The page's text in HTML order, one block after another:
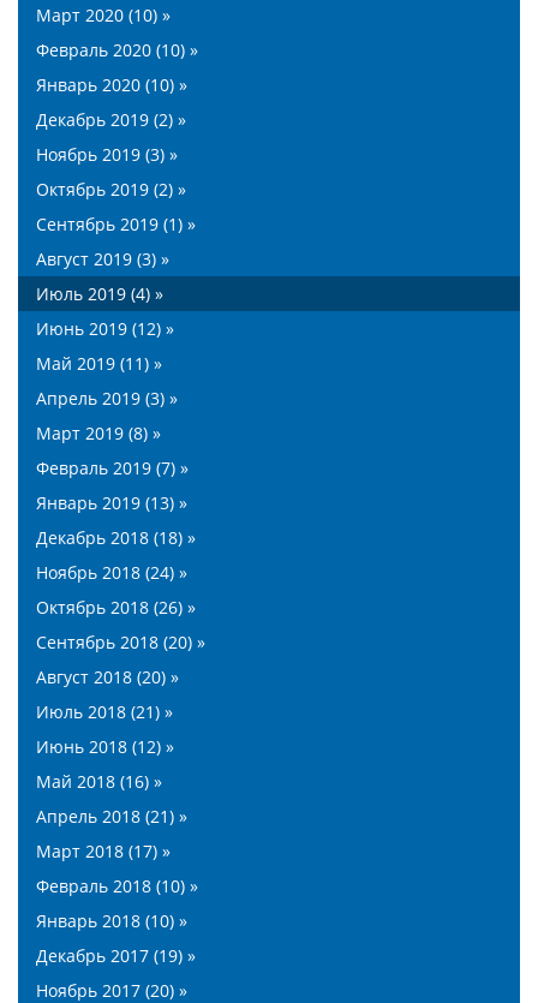
Март 2020 (10) »
Февраль 2020 (10) »
Январь 2020 (10) »
Декабрь 2019 (2) »
Ноябрь 2019 (3) »
Октябрь 2019 (2) »
Сентябрь 2019 (1) »
Август 2019 (3) »
Июль 2019 (4) »
Июнь 2019 (12) »
Май 2019 (11) »
Апрель 2019 (3) »
Март 2019 (8) »
Февраль 2019 (7) »
Январь 2019 (13) »
Декабрь 2018 (18) »
Ноябрь 2018 (24) »
Октябрь 2018 (26) »
Сентябрь 2018 (20) »
Август 2018 (20) »
Июль 2018 (21) »
Июнь 2018 (12) »
Май 2018 (16) »
Апрель 2018 (21) »
Март 2018 (17) »
Февраль 2018 (10) »
Январь 2018 (10) »
Декабрь 2017 (19) »
Ноябрь 2017 (20) »